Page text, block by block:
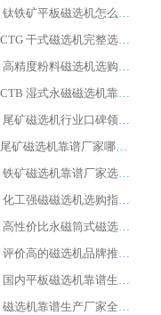
2026 钛铁矿平板磁选机怎么选 靠谱生产企业实力排行榜选购参考攻略
2026CTG 干式磁选机完整选购指南 行业口碑顶尖靠谱生产龙头厂家实力推荐
2026 高精度粉料磁选机选购全攻略 行业优质品牌华体会手机网页版-华体会(中国) 实力深度解析
2026CTB 湿式永磁磁选机靠谱厂家实力排行榜 铁矿选矿设备采购全流程选购指南
2026 尾矿磁选机行业口碑领域强者，源头直供国内主流厂家华体会手机网页版-华体会(中国) 一站式服务
2026尾矿磁选机靠谱厂家哪家好 行业口碑领域强者华体会手机网页版-华体会(中国) 推荐
2026 铁矿磁选机靠谱厂家选购全攻略 行业标杆华体会手机网页版-华体会(中国) 设备性价比出众
2026 化工强磁磁选机选购指南 5 家行业口碑靠谱厂家领域强者推荐
2026 高性价比永磁筒式磁选机品牌盘点 行业强者口碑实测选购完整指南
2026 评价高的磁选机品牌推荐选购指南，永磁筒式磁选机设备领域强者全景行业口碑解析
2026 国内平板磁选机靠谱生产厂家推荐排名|行业口碑选购指南，领域强者按需选设备
2026 磁选机靠谱生产厂家全梳理 分场景选型行业头部品牌选购参考攻略